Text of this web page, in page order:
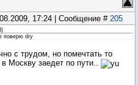
17:24 | Сообщение # 205
)
поверю dry
с трудом, но помечтать то
Москву заедет по пути..